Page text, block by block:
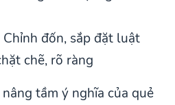
Chỉnh đốn, sắp đặt luật
chẽ, rõ ràng
tầm ý nghĩa của quẻ